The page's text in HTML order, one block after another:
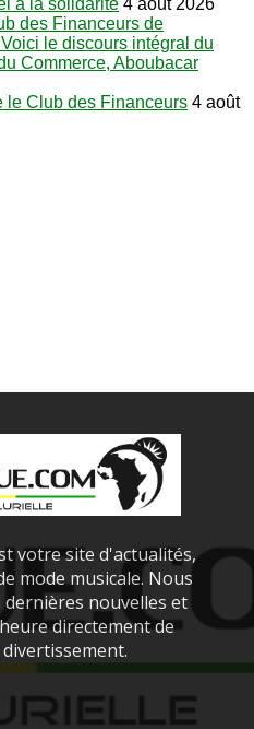
des Financeurs de
le discours intégral du
Commerce, Aboubacar
le Club des Financeurs 4 août
votre site d'actualités,
mode musicale. Nous
nouvelles et
directement de